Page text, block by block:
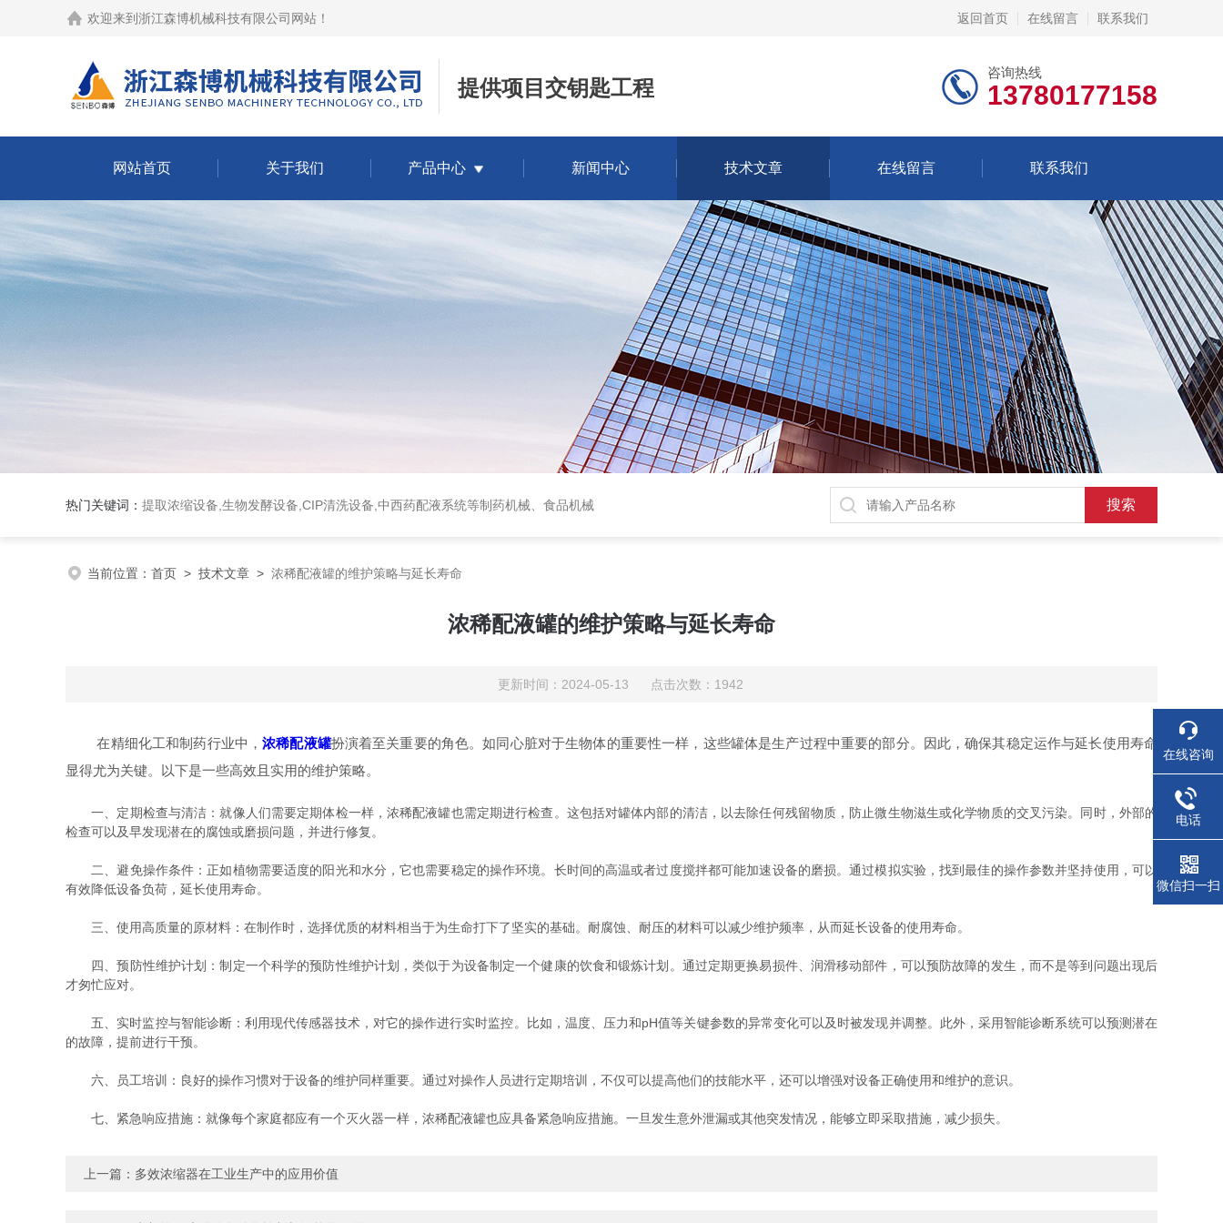
欢迎来到 浙江森博机械科技有限公司网站 ！ 返回首页 在线留言 联系我们
提供项目交钥匙工程
咨询热线
13780177158
网站首页 关于我们 产品中心 新闻中心 技术文章 在线留言 联系我们
热门关键词： 提取浓缩设备,生物发酵设备,CIP清洗设备,中西药配液系统等制药机械、食品机械
当前位置： 首页 > 技术文章 > 浓稀配液罐的维护策略与延长寿命
浓稀配液罐的维护策略与延长寿命
更新时间：2024-05-13 点击次数：1942
在精细化工和制药行业中，浓稀配液罐扮演着至关重要的角色。如同心脏对于生物体的重要性一样，这些罐体是生产过程中重要的部分。因此，确保其稳定运作与延长使用寿命
显得尤为关键。以下是一些高效且实用的维护策略。
一、定期检查与清洁：就像人们需要定期体检一样，浓稀配液罐也需定期进行检查。这包括对罐体内部的清洁，以去除任何残留物质，防止微生物滋生或化学物质的交叉污染。同时，外部的
检查可以及早发现潜在的腐蚀或磨损问题，并进行修复。
二、避免操作条件：正如植物需要适度的阳光和水分，它也需要稳定的操作环境。长时间的高温或者过度搅拌都可能加速设备的磨损。通过模拟实验，找到最佳的操作参数并坚持使用，可以
有效降低设备负荷，延长使用寿命。
三、使用高质量的原材料：在制作时，选择优质的材料相当于为生命打下了坚实的基础。耐腐蚀、耐压的材料可以减少维护频率，从而延长设备的使用寿命。
四、预防性维护计划：制定一个科学的预防性维护计划，类似于为设备制定一个健康的饮食和锻炼计划。通过定期更换易损件、润滑移动部件，可以预防故障的发生，而不是等到问题出现后
才匆忙应对。
五、实时监控与智能诊断：利用现代传感器技术，对它的操作进行实时监控。比如，温度、压力和pH值等关键参数的异常变化可以及时被发现并调整。此外，采用智能诊断系统可以预测潜在
的故障，提前进行干预。
六、员工培训：良好的操作习惯对于设备的维护同样重要。通过对操作人员进行定期培训，不仅可以提高他们的技能水平，还可以增强对设备正确使用和维护的意识。
七、紧急响应措施：就像每个家庭都应有一个灭火器一样，浓稀配液罐也应具备紧急响应措施。一旦发生意外泄漏或其他突发情况，能够立即采取措施，减少损失。
上一篇： 多效浓缩器在工业生产中的应用价值
在线咨询
电话
微信扫一扫